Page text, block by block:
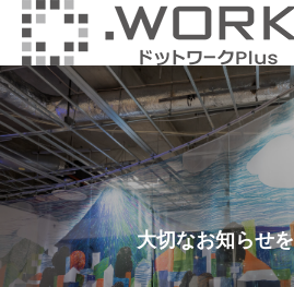
大切なお知らせを